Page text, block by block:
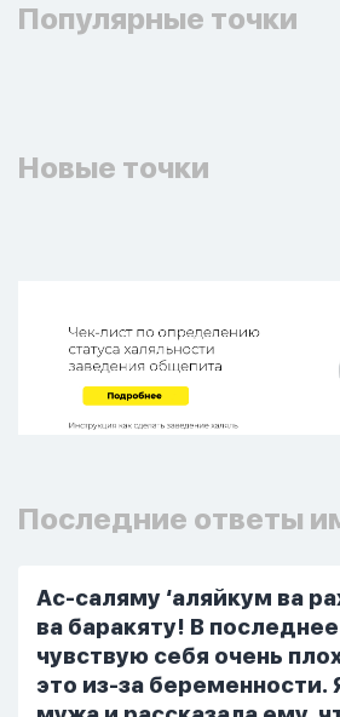
Популярные точки
Новые точки
Последние ответы
Ас-саляму ‘аляйкум ва
ва баракяту! В
чувствую себя очень
это из-за беременности.